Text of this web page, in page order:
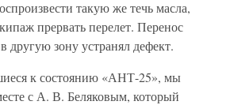
такую же течь масла,
прервать перелет. Перенос
другую зону устранял дефект.
к состоянию «АНТ-25», мы
с А. В. Беляковым, который